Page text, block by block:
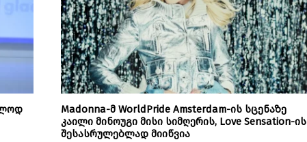
Madonna-მ WorldPride Amsterdam-ის სცენაზე
კაილი მინოუგი მისი სიმღერის, Love Sensation-ის
შესასრულებლად მიიწვია